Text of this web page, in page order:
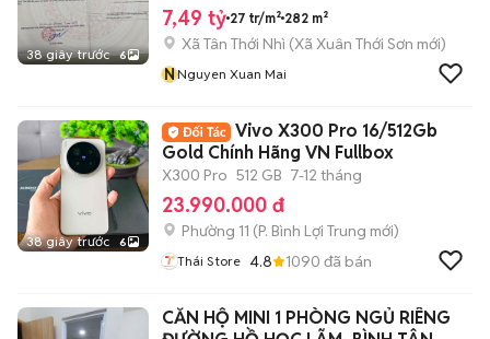
38 giây trước 6
7,49 tỷ 27 tr/m² 282 m²
Xã Tân Thới Nhì (Xã Xuân Thới Sơn mới)
NNguyen Xuan Mai
38 giây trước 6
Vivo X300 Pro 16/512Gb
Gold Chính Hãng VN Fullbox
X300 Pro 512 GB 7-12 tháng
23.990.000 đ
Phường 11 (P. Bình Lợi Trung mới)
Thái Store 4.8 1090 đã bán
CĂN HỘ MINI 1 PHÒNG NGỦ RIÊNG